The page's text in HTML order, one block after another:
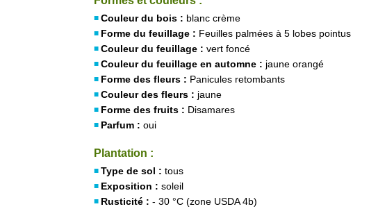
Couleur du bois : blanc crème
Forme du feuillage : Feuilles palmées à 5 lobes pointus
Couleur du feuillage : vert foncé
Couleur du feuillage en automne : jaune orangé
Forme des fleurs : Panicules retombants
Couleur des fleurs : jaune
Forme des fruits : Disamares
Parfum : oui
Plantation :
Type de sol : tous
Exposition : soleil
Rusticité : - 30 °C (zone USDA 4b)